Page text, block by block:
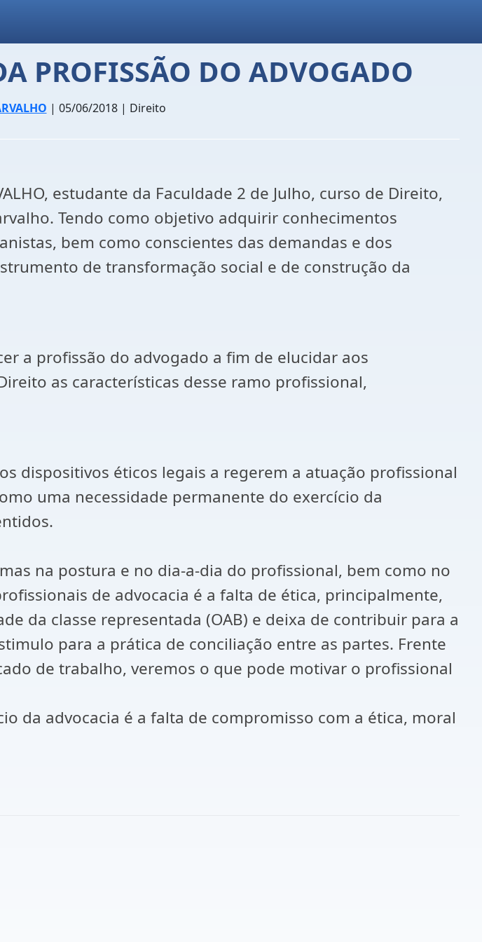
PROFISSÃO DO ADVOGADO
| 05/06/2018 | Direito
estudante da Faculdade 2 de Julho, curso de Direito,
Tendo como objetivo adquirir conhecimentos
bem como conscientes das demandas e dos
de transformação social e de construção da
a profissão do advogado a fim de elucidar aos
as características desse ramo profissional,
dispositivos éticos legais a regerem a atuação profissional
uma necessidade permanente do exercício da
na postura e no dia-a-dia do profissional, bem como no
de advocacia é a falta de ética, principalmente,
da classe representada (OAB) e deixa de contribuir para a
para a prática de conciliação entre as partes. Frente
de trabalho, veremos o que pode motivar o profissional
da advocacia é a falta de compromisso com a ética, moral